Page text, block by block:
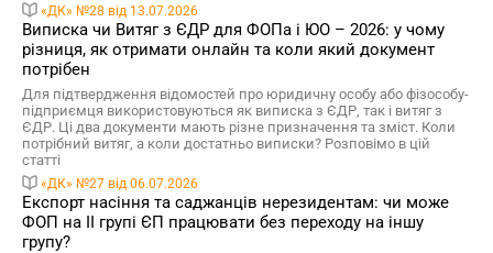
«ДК» №28 від 13.07.2026
Виписка чи Витяг з ЄДР для ФОПа і ЮО – 2026: у чому
різниця, як отримати онлайн та коли який документ
потрібен
Для підтвердження відомостей про юридичну особу або фізособу-
підприємця використовуються як виписка з ЄДР, так і витяг з
ЄДР. Ці два документи мають різне призначення та зміст. Коли
потрібний витяг, а коли достатньо виписки? Розповімо в цій
статті
«ДК» №27 від 06.07.2026
Експорт насіння та саджанців нерезидентам: чи може
ФОП на ІІ групі ЄП працювати без переходу на іншу
групу?